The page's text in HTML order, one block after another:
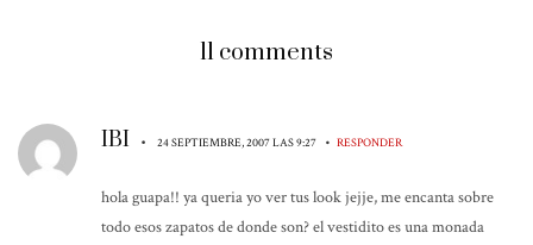
11 comments
IBI • 24 SEPTIEMBRE, 2007 LAS 9:27 • RESPONDER
hola guapa!! ya queria yo ver tus look jejje, me encanta sobre
todo esos zapatos de donde son? el vestidito es una monada